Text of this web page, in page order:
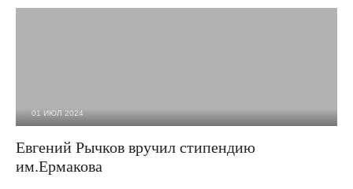
01 ИЮЛ 2024
Евгений Рычков вручил стипендию
им.Ермакова